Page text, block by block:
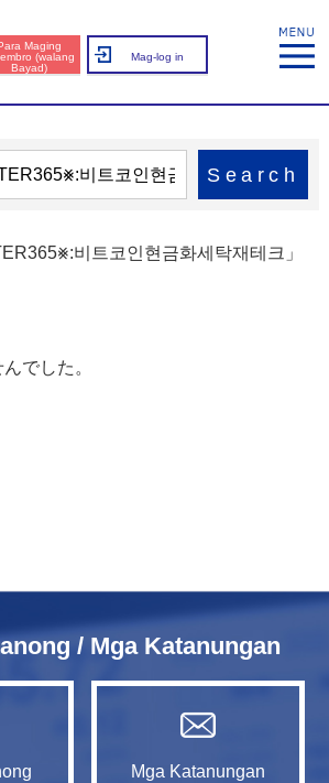
Maging
(walang
Bayad)
Mag-log in
Search
비트코인현금화세탁재테크」
でした。
/ Mga Katanungan
Mga Katanungan